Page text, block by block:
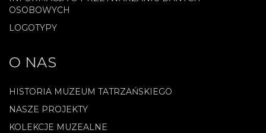
OSOBOWYCH
LOGOTYPY
O NAS
HISTORIA MUZEUM TATRZAŃSKIEGO
NASZE PROJEKTY
KOLEKCJE MUZEALNE